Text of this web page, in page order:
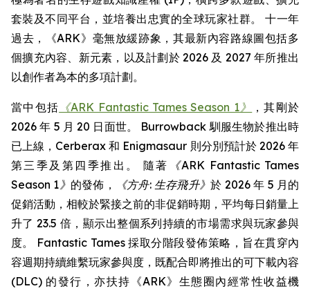
套裝及不同平台，並培養出忠實的全球玩家社群。 十一年
過去，《ARK》毫無放緩跡象，其最新內容路線圖包括多
個擴充內容、新元素，以及計劃於 2026 及 2027 年所推出
以創作者為本的多項計劃。
當中包括 《ARK Fantastic Tames Season 1》
，其剛於
2026 年 5 月 20 日面世。 Burrowback 馴服生物於推出時
已上線，Cerberax 和 Enigmasaur 則分別預計於 2026 年
第三季及第四季推出。 隨著
《ARK Fantastic Tames
Season 1》 的發佈， 《方舟: 生存飛升》於 2026 年 5 月的
促銷活動，相較於緊接之前的非促銷時期，平均每日銷量上
升了 23.5 倍，顯示出整個系列持續的市場需求與玩家參與
度。 Fantastic Tames 採取分階段發佈策略，旨在貫穿內
容週期持續維繫玩家參與度，既配合即將推出的可下載內容
(DLC) 的發行，亦扶持《ARK》生態圈內經常性收益機